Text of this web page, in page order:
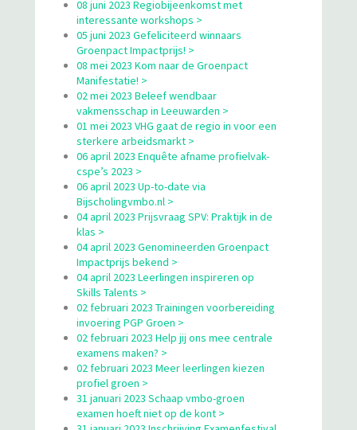
08 juni 2023 Regiobijeenkomst met
interessante workshops >
05 juni 2023 Gefeliciteerd winnaars
Groenpact Impactprijs! >
08 mei 2023 Kom naar de Groenpact
Manifestatie! >
02 mei 2023 Beleef wendbaar
vakmensschap in Leeuwarden >
01 mei 2023 VHG gaat de regio in voor een
sterkere arbeidsmarkt >
06 april 2023 Enquête afname profielvak-
cspe’s 2023 >
06 april 2023 Up-to-date via
Bijscholingvmbo.nl >
04 april 2023 Prijsvraag SPV: Praktijk in de
klas >
04 april 2023 Genomineerden Groenpact
Impactprijs bekend >
04 april 2023 Leerlingen inspireren op
Skills Talents >
02 februari 2023 Trainingen voorbereiding
invoering PGP Groen >
02 februari 2023 Help jij ons mee centrale
examens maken? >
02 februari 2023 Meer leerlingen kiezen
profiel groen >
31 januari 2023 Schaap vmbo-groen
examen hoeft niet op de kont >